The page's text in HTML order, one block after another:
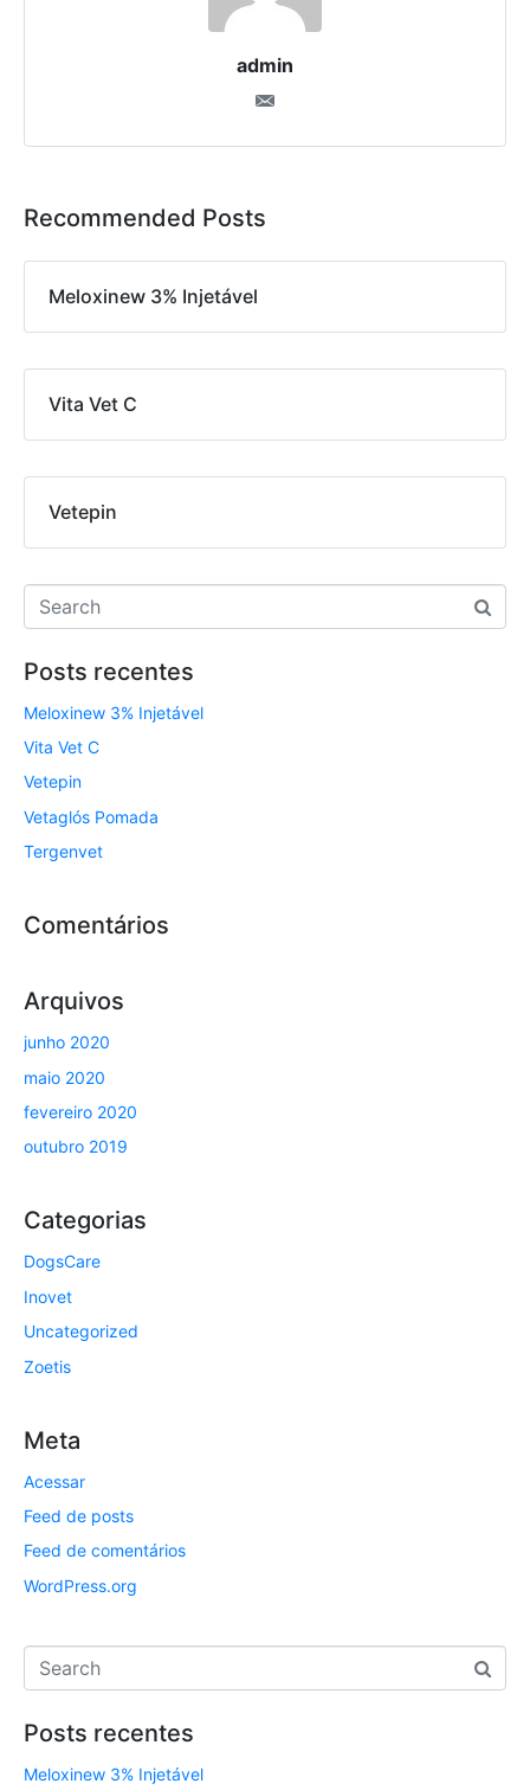
admin
Recommended Posts
Meloxinew 3% Injetável
Vita Vet C
Vetepin
Posts recentes
Meloxinew 3% Injetável
Vita Vet C
Vetepin
Vetaglós Pomada
Tergenvet
Comentários
Arquivos
junho 2020
maio 2020
fevereiro 2020
outubro 2019
Categorias
DogsCare
Inovet
Uncategorized
Zoetis
Meta
Acessar
Feed de posts
Feed de comentários
WordPress.org
Posts recentes
Meloxinew 3% Injetável